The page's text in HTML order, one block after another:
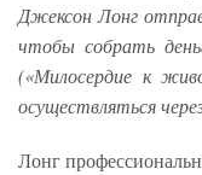
Джексон Лонг
чтобы собрать
(«Милосердие к
осуществляться
Лонг